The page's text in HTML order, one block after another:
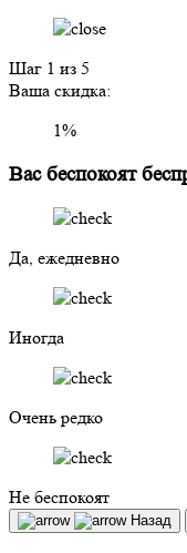
Шаг 1 из 5
Ваша скидка:
1%
Вас беспокоят
Да, ежедневно
Иногда
Очень редко
Не беспокоят
Назад